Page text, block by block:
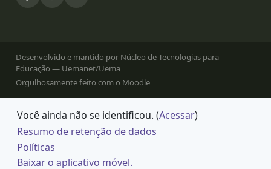
Desenvolvido e mantido por Núcleo de Tecnologias para
Educação — Uemanet/Uema
Orgulhosamente feito com o Moodle
Você ainda não se identificou. (Acessar)
Resumo de retenção de dados
Políticas
Baixar o aplicativo móvel.